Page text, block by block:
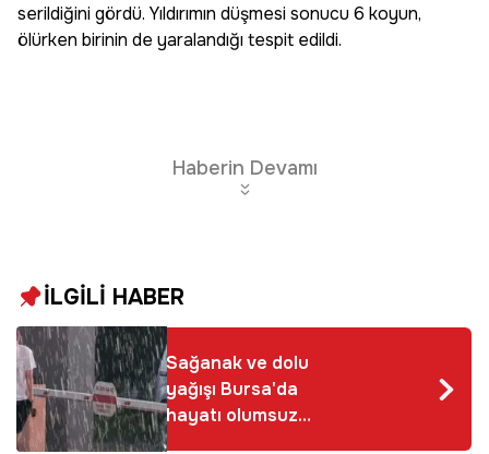
serildiğini gördü. Yıldırımın düşmesi sonucu 6 koyun,
ölürken birinin de yaralandığı tespit edildi.
Haberin Devamı
İLGİLİ HABER
Sağanak ve dolu
yağışı Bursa'da
hayatı olumsuz
etkiledi